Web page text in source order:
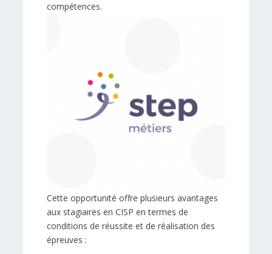
compétences.
Cette opportunité offre plusieurs avantages
aux stagiaires en CISP en termes de
conditions de réussite et de réalisation des
épreuves :